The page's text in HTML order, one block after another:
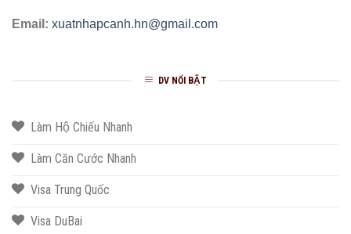
Email: xuatnhapcanh.hn@gmail.com
DV NỔI BẬT
Làm Hộ Chiếu Nhanh
Làm Căn Cước Nhanh
Visa Trung Quốc
Visa DuBai